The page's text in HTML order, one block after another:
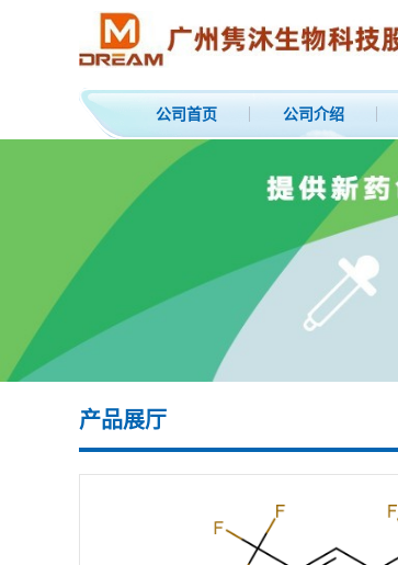
公司首页 公司介绍
产品展厅